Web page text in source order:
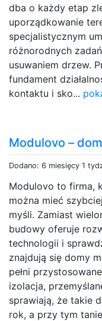
dba o każdy etap
uporządkowanie
specjalistycznym
różnorodnych
usuwaniem drzew.
fundament
kontaktu i sko...
Modulovo –
Dodano: 6 miesięcy 1
Modulovo to firma,
można mieć
myśli. Zamiast
budowy oferuje
technologii i
znajdują się domy
pełni
izolacja,
sprawiają, że takie
rok, a przy tym